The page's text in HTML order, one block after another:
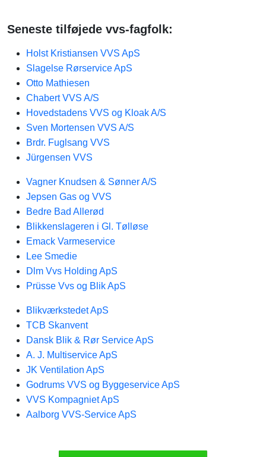
Seneste tilføjede vvs-fagfolk:
Holst Kristiansen VVS ApS
Slagelse Rørservice ApS
Otto Mathiesen
Chabert VVS A/S
Hovedstadens VVS og Kloak A/S
Sven Mortensen VVS A/S
Brdr. Fuglsang VVS
Jürgensen VVS
Vagner Knudsen & Sønner A/S
Jepsen Gas og VVS
Bedre Bad Allerød
Blikkenslageren i Gl. Tølløse
Emack Varmeservice
Lee Smedie
Dlm Vvs Holding ApS
Prüsse Vvs og Blik ApS
Blikværkstedet ApS
TCB Skanvent
Dansk Blik & Rør Service ApS
A. J. Multiservice ApS
JK Ventilation ApS
Godrums VVS og Byggeservice ApS
VVS Kompagniet ApS
Aalborg VVS-Service ApS